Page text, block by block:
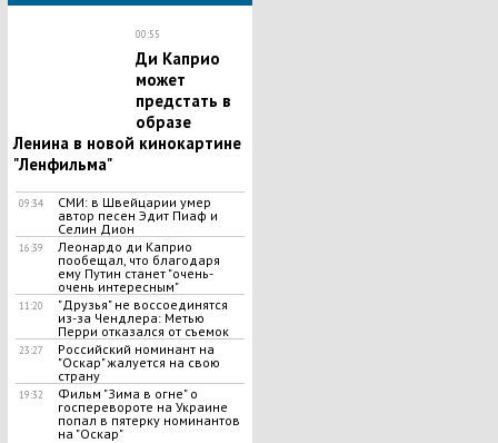
00:55
Ди Каприо
может
предстать в
образе
Ленина в новой кинокартине
"Ленфильма"
09:34
СМИ: в Швейцарии умер
автор песен Эдит Пиаф и
Селин Дион
16:39
Леонардо ди Каприо
пообещал, что благодаря
ему Путин станет "очень-
очень интересным"
11:20
"Друзья" не воссоединятся
из-за Чендлера: Метью
Перри отказался от съемок
23:27
Российский номинант на
"Оскар" жалуется на свою
страну
19:32
Фильм "Зима в огне" о
госперевороте на Украине
попал в пятерку номинантов
на "Оскар"